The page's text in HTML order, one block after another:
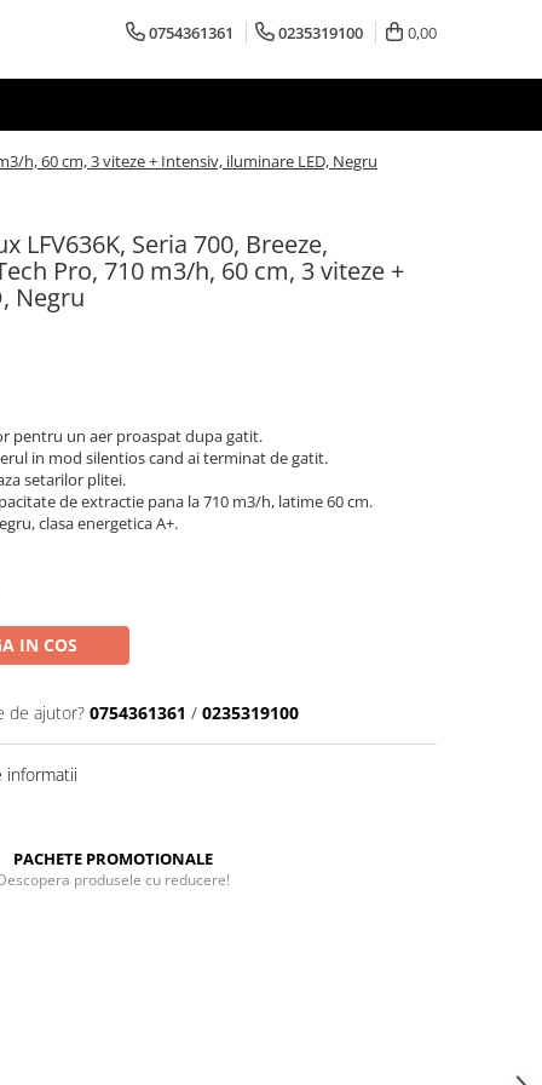
0754361361 0235319100 0,00
h, 60 cm, 3 viteze + Intensiv, iluminare LED, Negru
LFV636K, Seria 700, Breeze,
Pro, 710 m3/h, 60 cm, 3 viteze +
Negru
pentru un aer proaspat dupa gatit.
in mod silentios cand ai terminat de gatit.
setarilor plitei.
de extractie pana la 710 m3/h, latime 60 cm.
clasa energetica A+.
IN COS
de ajutor? 0754361361 / 0235319100
informatii
PACHETE PROMOTIONALE
produsele cu reducere!